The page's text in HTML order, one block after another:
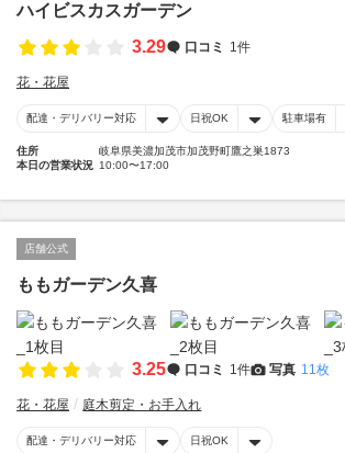
ハイビスカスガーデン
3.29
口コミ 1件
花・花屋
配達・デリバリー対応 日祝OK 駐車場有
住所
岐阜県美濃加茂市加茂野町鷹之巣1873
本日の営業状況 10:00〜17:00
店舗公式
ももガーデン久喜
3.25 口コミ 1件 写真 11枚
花・花屋 庭木剪定・お手入れ
配達・デリバリー対応 日祝OK